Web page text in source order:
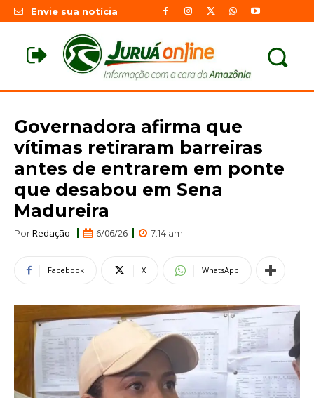
Envie sua notícia
Governadora afirma que
vítimas retiraram barreiras
antes de entrarem em ponte
que desabou em Sena
Madureira
PorRedação 6/06/26 7:14 am
Facebook X WhatsApp